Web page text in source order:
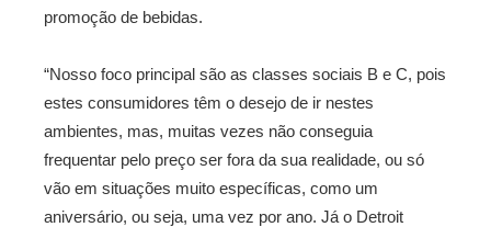
promoção de bebidas.
“Nosso foco principal são as classes sociais B e C, pois
estes consumidores têm o desejo de ir nestes
ambientes, mas, muitas vezes não conseguia
frequentar pelo preço ser fora da sua realidade, ou só
vão em situações muito específicas, como um
aniversário, ou seja, uma vez por ano. Já o Detroit